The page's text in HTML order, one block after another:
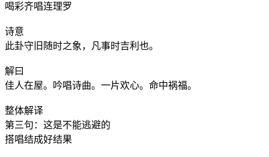
喝彩齐唱连理罗
诗意
此卦守旧随时之象，凡事时吉利也。
解曰
佳人在屋。吟唱诗曲。一片欢心。命中祸福。
整体解译
第三句：这是不能逃避的
搭唱结成好结果